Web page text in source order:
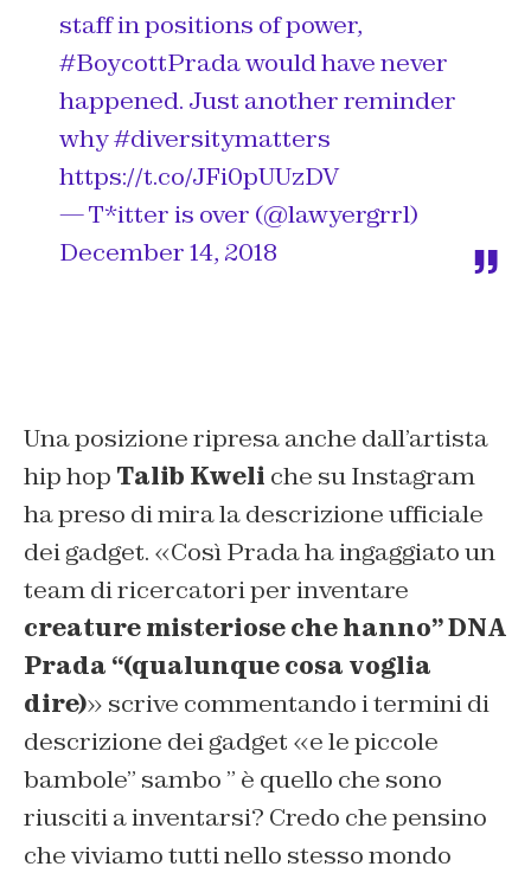
staff in positions of power,
#BoycottPradawould have never
happened. Just another reminder
why#diversitymatters
https://t.co/JFi0pUUzDV
— T*itter is over (@lawyergrrl)
December 14, 2018
Una posizione ripresa anche dall’artista
hip hop Talib Kweli che su Instagram
ha preso di mira la descrizione ufficiale
dei gadget. «Così Prada ha ingaggiato un
team di ricercatori per inventare
creature misteriose che hanno” DNA
Prada “(qualunque cosa voglia
dire)» scrive commentando i termini di
descrizione dei gadget «e le piccole
bambole” sambo ” è quello che sono
riusciti a inventarsi? Credo che pensino
che viviamo tutti nello stesso mondo